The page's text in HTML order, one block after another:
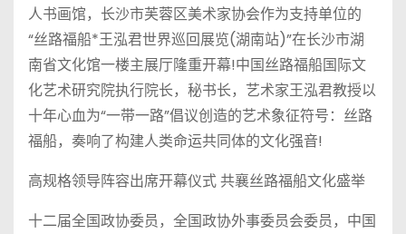
人书画馆，长沙市芙蓉区美术家协会作为支持单位的
“丝路福船*王泓君世界巡回展览(湖南站)”在长沙市湖
南省文化馆一楼主展厅隆重开幕!中国丝路福船国际文
化艺术研究院执行院长，秘书长，艺术家王泓君教授以
十年心血为“一带一路”倡议创造的艺术象征符号：丝路
福船，奏响了构建人类命运共同体的文化强音!
高规格领导阵容出席开幕仪式 共襄丝路福船文化盛举
十二届全国政协委员，全国政协外事委员会委员，中国